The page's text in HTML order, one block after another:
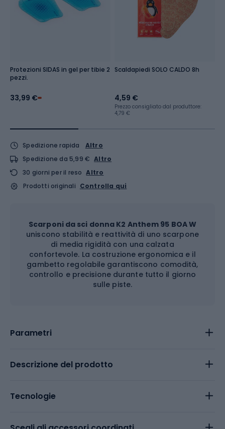
Protezioni SIDAS in gel per tibie 2
pezzi.
33,99 €
Scaldapiedi SOLO CALDO 8h
4,59 €
Prezzo consigliato dal produttore:
4,79 €
Spedizione rapida
Altro
Spedizione da 5,99 € Altro
30 giorni per il reso Altro
Prodotti originali Controlla qui
Scarponi da sci donna K2 Anthem 95 BOA W
uniscono stabilità e reattività di uno scarpone
di media rigidità con una calzata
confortevole. La costruzione ergonomica e il
gambetto regolabile garantiscono comodità,
controllo e precisione durante tutto il giorno
sulle piste.
Parametri
Descrizione del prodotto
Tecnologie